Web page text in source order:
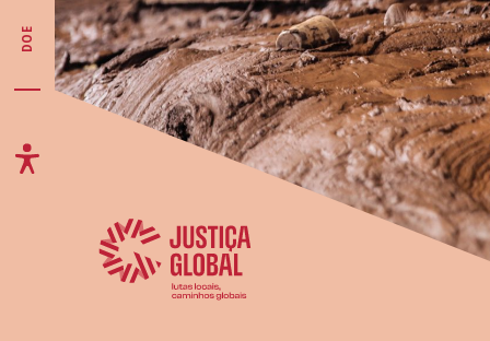
DOE